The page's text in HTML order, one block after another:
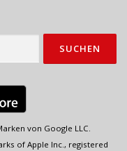
von Google LLC.
of Apple Inc., registered